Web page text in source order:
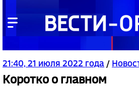
21:40, 21 июля 2022 года /
Коротко о главном